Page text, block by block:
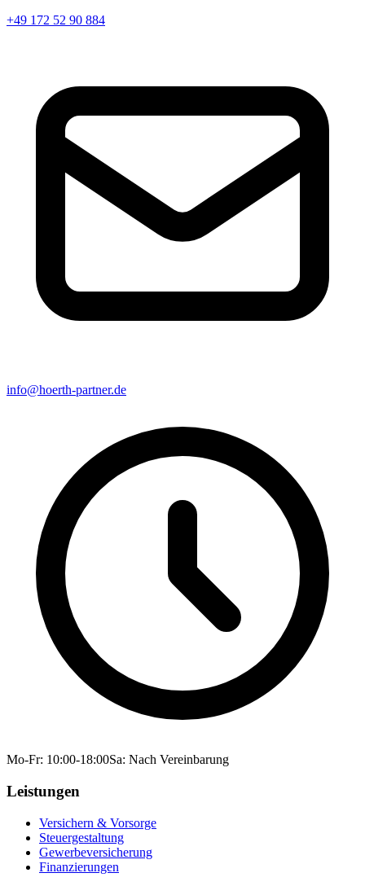
+49 172 52 90 884
info@hoerth-partner.de
Mo-Fr: 10:00-18:00Sa: Nach Vereinbarung
Leistungen
Versichern & Vorsorge
Steuergestaltung
Gewerbeversicherung
Finanzierungen